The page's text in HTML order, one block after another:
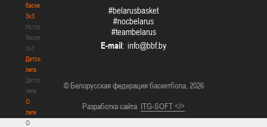
баскетбола
3х3
История
баскетбола
3х3
Детская
лига
Детская
лига
О
лиге
О
#belarusbasket
#nocbelarus
#teambelarus
E-mail:
© Белорусская федерация баскетбола, 2026
Разработка сайта ITG-SOFT </>